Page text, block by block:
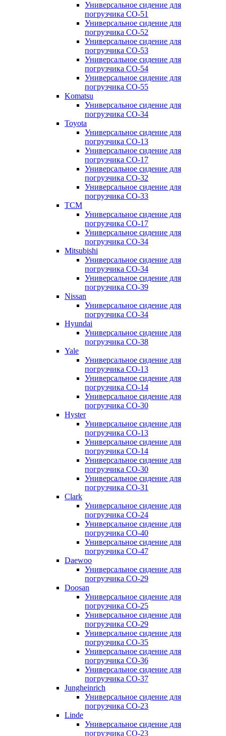
Универсальное сидение для
погрузчика CO-51
Универсальное сидение для
погрузчика CO-52
Универсальное сидение для
погрузчика CO-53
Универсальное сидение для
погрузчика CO-54
Универсальное сидение для
погрузчика CO-55
Komatsu
Универсальное сидение для
погрузчика CO-34
Toyota
Универсальное сидение для
погрузчика CO-13
Универсальное сидение для
погрузчика CO-17
Универсальное сидение для
погрузчика CO-32
Универсальное сидение для
погрузчика CO-33
TCM
Универсальное сидение для
погрузчика CO-17
Универсальное сидение для
погрузчика CO-34
Mitsubishi
Универсальное сидение для
погрузчика CO-34
Универсальное сидение для
погрузчика CO-39
Nissan
Универсальное сидение для
погрузчика CO-34
Hyundai
Универсальное сидение для
погрузчика CO-38
Yale
Универсальное сидение для
погрузчика CO-13
Универсальное сидение для
погрузчика CO-14
Универсальное сидение для
погрузчика CO-30
Hyster
Универсальное сидение для
погрузчика CO-13
Универсальное сидение для
погрузчика CO-14
Универсальное сидение для
погрузчика CO-30
Универсальное сидение для
погрузчика CO-31
Clark
Универсальное сидение для
погрузчика CO-24
Универсальное сидение для
погрузчика CO-40
Универсальное сидение для
погрузчика CO-47
Daewoo
Универсальное сидение для
погрузчика CO-29
Doosan
Универсальное сидение для
погрузчика CO-25
Универсальное сидение для
погрузчика CO-29
Универсальное сидение для
погрузчика CO-35
Универсальное сидение для
погрузчика CO-36
Универсальное сидение для
погрузчика CO-37
Jungheinrich
Универсальное сидение для
погрузчика CO-23
Linde
Универсальное сидение для
погрузчика CO-23